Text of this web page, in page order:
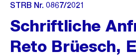
STRB Nr. 0867/2021
Schriftliche
Reto Brüesch,